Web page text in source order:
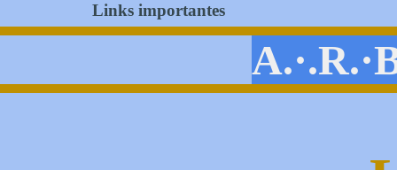
Links importantes